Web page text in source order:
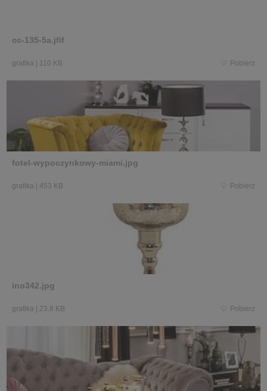
cc-135-5a.jfif
grafika 110 KB Pobierz
fotel-wypoczynkowy-miami.jpg
grafika 453 KB Pobierz
ino342.jpg
grafika 23,8 KB Pobierz